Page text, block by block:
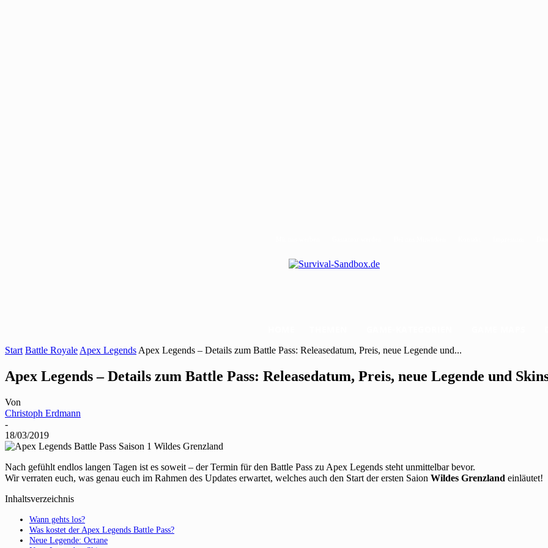
Start Battle Royale Apex Legends Apex Legends – Details zum Battle Pass: Releasedatum, Preis, neue Legende und...
Apex Legends – Details zum Battle Pass: Releasedatum, Preis, neue Legende und
Von
Christoph Erdmann
-
18/03/2019
Nach gefühlt endlos langen Tagen ist es soweit – der Termin für den Battle Pass zu Apex Legends steht unmittelbar bevor.
Wir verraten euch, was genau euch im Rahmen des Updates erwartet, welches auch den Start der ersten Saion Wildes Grenzland einläutet!
Inhaltsverzeichnis
Wann gehts los?
Was kostet der Apex Legends Battle Pass?
Neue Legende: Octane